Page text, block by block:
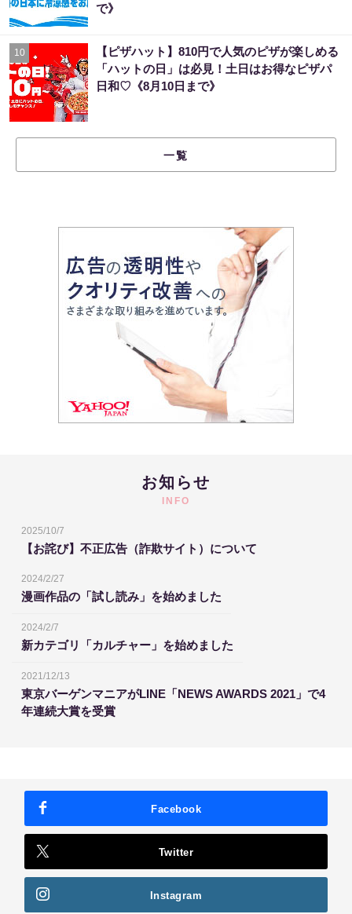
で》
10
【ピザハット】810円で人気のピザが楽しめる
「ハットの日」は必見！土日はお得なピザパ
日和♡《8月10日まで》
一覧
お知らせ
INFO
2025/10/7
【お詫び】不正広告（詐欺サイト）について
2024/2/27
漫画作品の「試し読み」を始めました
2024/2/7
新カテゴリ「カルチャー」を始めました
2021/12/13
東京バーゲンマニアがLINE「NEWS AWARDS 2021」で4
年連続大賞を受賞
Facebook
Twitter
Instagram